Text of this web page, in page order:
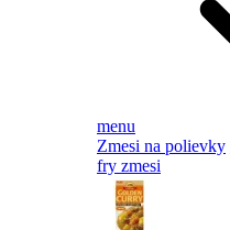
menu
Zmesi na polievky
fry zmesi